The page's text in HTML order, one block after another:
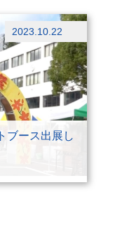
2023.10.22
ブース出展し